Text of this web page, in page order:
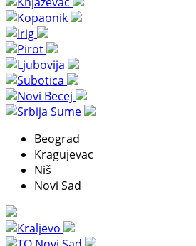
Beograd
Kragujevac
Niš
Novi Sad